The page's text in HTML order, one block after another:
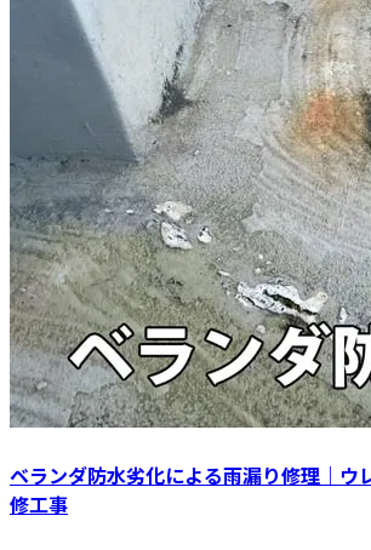
ベランダ防水劣化による雨漏り修理｜ウ
修工事